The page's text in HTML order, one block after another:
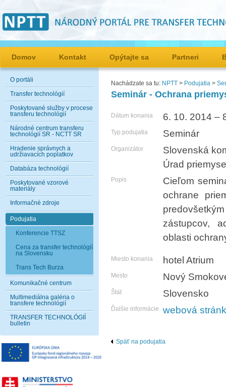
Domov Kontakt Opýtajte sa Partneri
O portáli
Transfer technológií
Poskytované služby v procese
transferu technológií
Národné centrum transferu
technológií SR - NCTT SR
Hradenie správnych a
udržiavacích poplatkov
Databáza technológií
Poskytované vzorové
materiály
Informačné zdroje
Podujatia
Konferencie TTSZ
Cena za transfer technológií
na Slovensku
Trans Tech Burza
Komunikačné centrum
Multimediálna galéria o
transfere technológií
TRANSFER TECHNOLÓGIÍ
bulletin
Nachádzate sa tu: NPTT > Podujatia >
Seminár - Ochrana
Dátum konania 6. 10. 2014 –
Typ podujatia Seminár
Organizátor
Slovenská
Úrad
Popis
Cieľom
ochrane
zástupcov,
oblasti
Miesto konania hotel Atrium
Mesto Nový
Štát Slovensko
Ďalšie informácie webová
Späť na podujatia